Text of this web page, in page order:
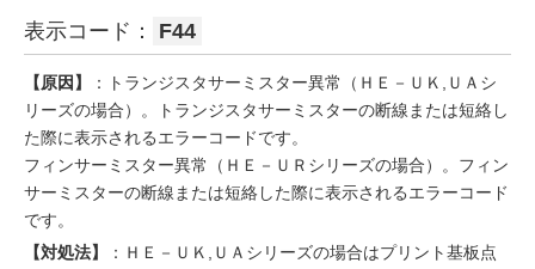
表示コード： F44
【原因】
：トランジスタサーミスター異常（ＨＥ－ＵＫ,ＵＡシ
リーズの場合）。トランジスタサーミスターの断線または短絡し
た際に表示されるエラーコードです。
フィンサーミスター異常（ＨＥ－ＵＲシリーズの場合）。フィン
サーミスターの断線または短絡した際に表示されるエラーコード
です。
【対処法】
：ＨＥ－ＵＫ,ＵＡシリーズの場合はプリント基板点